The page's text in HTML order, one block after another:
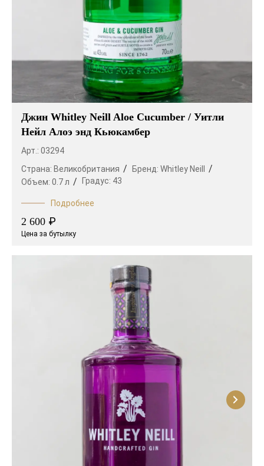
Джин Whitley Neill Aloe Cucumber / Уитли
Нейл Алоэ энд Кьюкамбер
Арт.: 03294
Страна: Великобритания Бренд: Whitley Neill
Объем: 0.7 л Градус: 43
Подробнее
2 600 ₽
Цена за бутылку